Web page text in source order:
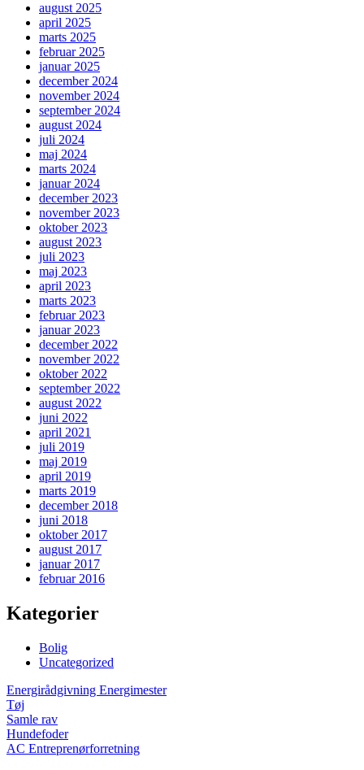
august 2025
april 2025
marts 2025
februar 2025
januar 2025
december 2024
november 2024
september 2024
august 2024
juli 2024
maj 2024
marts 2024
januar 2024
december 2023
november 2023
oktober 2023
august 2023
juli 2023
maj 2023
april 2023
marts 2023
februar 2023
januar 2023
december 2022
november 2022
oktober 2022
september 2022
august 2022
juni 2022
april 2021
juli 2019
maj 2019
april 2019
marts 2019
december 2018
juni 2018
oktober 2017
august 2017
januar 2017
februar 2016
Kategorier
Bolig
Uncategorized
Energirådgivning Energimester
Tøj
Samle rav
Hundefoder
AC Entreprenørforretning